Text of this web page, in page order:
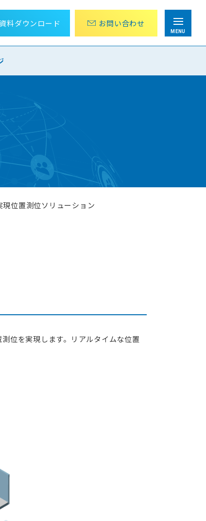
MENU
ら運用までOPC UA 導入をトータル支援
UA導入ソリューション
み向けTLS/SSLライブラリ
管理ツールの提案・導入、対応システムの開発
義から運用オペレーションまでお客様の課題解決
料ダウンロード お問い合わせ
の
位置測位ソリューション
位を実現します。リアルタイムな位置